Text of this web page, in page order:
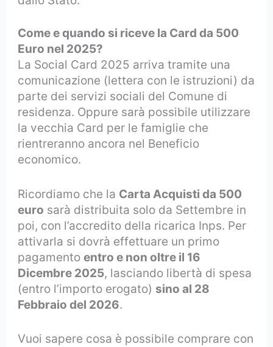
Come e quando si riceve la Card da 500
Euro nel 2025?
La Social Card 2025 arriva tramite una
comunicazione (lettera con le istruzioni) da
parte dei servizi sociali del Comune di
residenza. Oppure sarà possibile utilizzare
la vecchia Card per le famiglie che
rientreranno ancora nel Beneficio
economico.
Ricordiamo che la Carta Acquisti da 500
euro sarà distribuita solo da Settembre in
poi, con l’accredito della ricarica Inps. Per
attivarla si dovrà effettuare un primo
pagamentoentro e non oltre il 16
Dicembre 2025, lasciando libertà di spesa
(entro l’importo erogato) sino al 28
Febbraio del 2026.
Vuoi sapere cosa è possibile comprare con